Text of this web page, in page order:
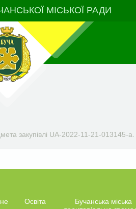
МІСЬКОЇ РАДИ
закупівлі UA-2022-11-21-013145-а.
Освіта
Бучанська міська